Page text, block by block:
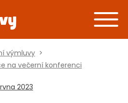
výmluvy >
na večerní konferenci
2023